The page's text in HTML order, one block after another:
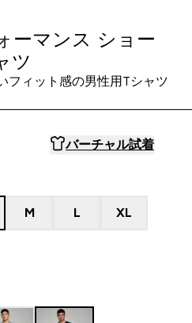
ーマンス ショー
ツ
フィット感の男性用Tシャツ
バーチャル試着
M L XL